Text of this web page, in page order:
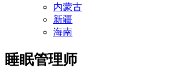
内蒙古
新疆
海南
睡眠管理师